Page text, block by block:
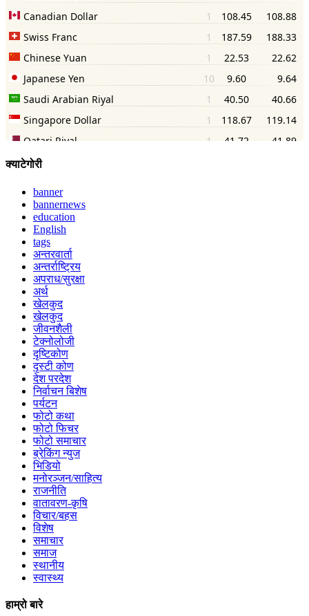
क्याटेगोरी
banner
bannernews
education
English
tags
अन्तरवार्ता
अन्तर्राष्ट्रिय
अपराध/सुरक्षा
अर्थ
खेलकुद
खेलकुद
जीवनशैली
टेक्नोलोजी
दृष्टिकोण
दृस्टी कोण
देश परदेश
निर्वाचन बिशेष
पर्यटन
फोटो कथा
फोटो फिचर
फोटो समाचार
ब्रेकिंग न्युज
भिडियो
मनोरञ्जन/साहित्य
राजनीति
वातावरण-कृषि
विचार/बहस
विशेष
समाचार
समाज
स्थानीय
स्वास्थ्य
हाम्रो बारे